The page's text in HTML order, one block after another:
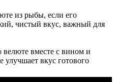
из рыбы, если его
чистый вкус, важный для
вместе с вином и
улучшает вкус готового